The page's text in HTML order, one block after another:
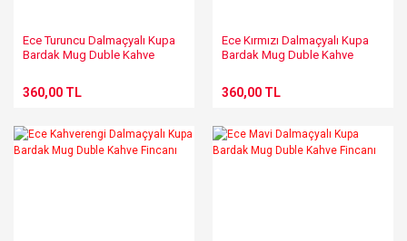
Ece Turuncu Dalmaçyalı Kupa
Bardak Mug Duble Kahve
360,00 TL
Ece Kırmızı Dalmaçyalı Kupa
Bardak Mug Duble Kahve
360,00 TL